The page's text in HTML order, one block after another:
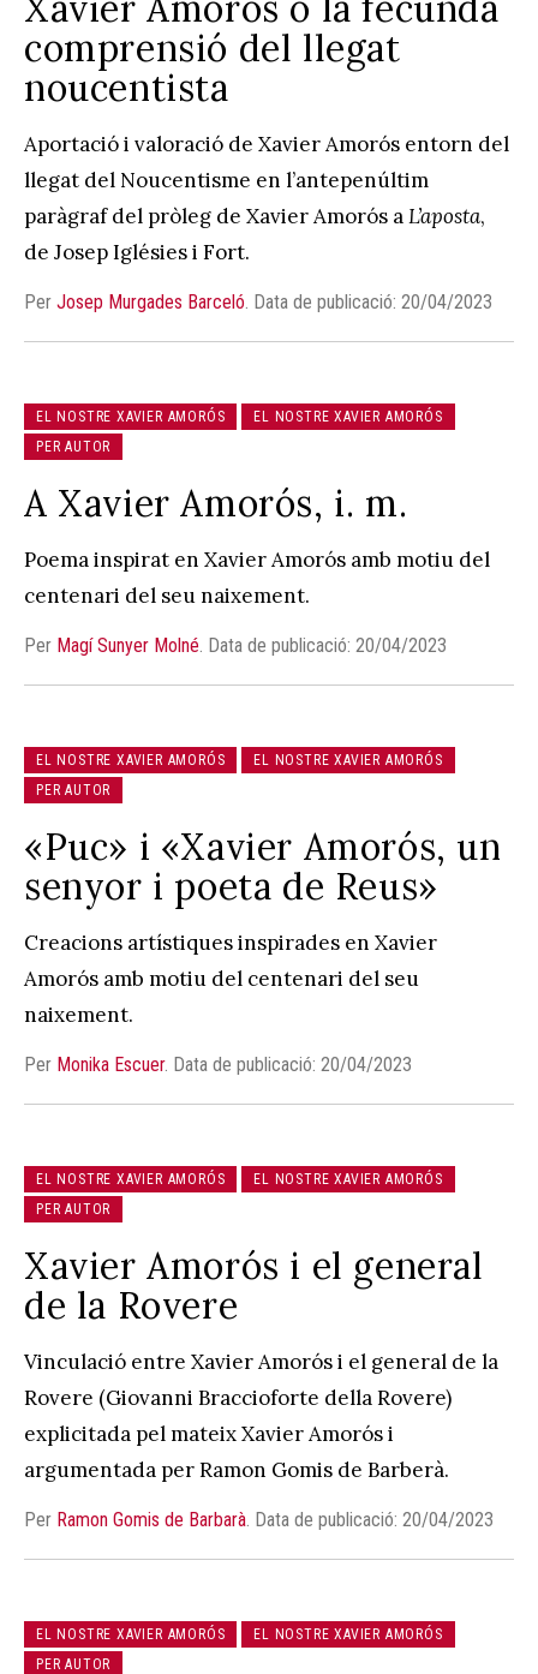
comprensió del llegat
noucentista
Aportació i valoració de Xavier Amorós entorn del
llegat del Noucentisme en l’antepenúltim
paràgraf del pròleg de Xavier Amorós aL’aposta,
de Josep Iglésies i Fort.
Per Josep Murgades Barceló. Data de publicació: 20/04/2023
EL NOSTRE XAVIER AMORÓS
EL NOSTRE XAVIER AMORÓS
PER AUTOR
A Xavier Amorós, i. m.
Poema inspirat en Xavier Amorós amb motiu del
centenari del seu naixement.
Per Magí Sunyer Molné. Data de publicació: 20/04/2023
EL NOSTRE XAVIER AMORÓS
EL NOSTRE XAVIER AMORÓS
PER AUTOR
«Puc» i «Xavier Amorós, un
senyor i poeta de Reus»
Creacions artístiques inspirades en Xavier
Amorós amb motiu del centenari del seu
naixement.
Per Monika Escuer. Data de publicació: 20/04/2023
EL NOSTRE XAVIER AMORÓS
EL NOSTRE XAVIER AMORÓS
PER AUTOR
Xavier Amorós i el general
de la Rovere
Vinculació entre Xavier Amorós i el general de la
Rovere (Giovanni Braccioforte della Rovere)
explicitada pel mateix Xavier Amorós i
argumentada per Ramon Gomis de Barberà.
Per Ramon Gomis de Barbarà. Data de publicació: 20/04/2023
EL NOSTRE XAVIER AMORÓS
EL NOSTRE XAVIER AMORÓS
PER AUTOR